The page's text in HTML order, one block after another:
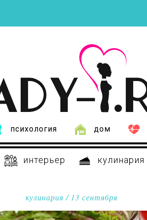
психология дом
интерьер кулинария
кулинария / 13 сентября